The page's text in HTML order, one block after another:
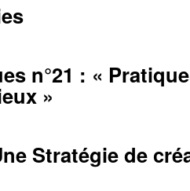
n°21 : «
»
Stratégie de